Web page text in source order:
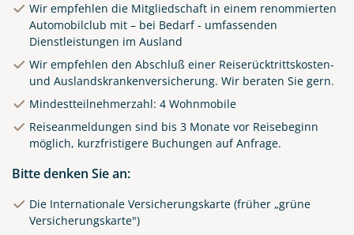
Wir empfehlen die Mitgliedschaft in einem renommierten
Automobilclub mit – bei Bedarf - umfassenden
Dienstleistungen im Ausland
Wir empfehlen den Abschluß einer Reiserücktrittskosten-
und Auslandskrankenversicherung. Wir beraten Sie gern.
Mindestteilnehmerzahl: 4 Wohnmobile
Reiseanmeldungen sind bis 3 Monate vor Reisebeginn
möglich, kurzfristigere Buchungen auf Anfrage.
Bitte denken Sie an:
Die Internationale Versicherungskarte (früher „grüne
Versicherungskarte")